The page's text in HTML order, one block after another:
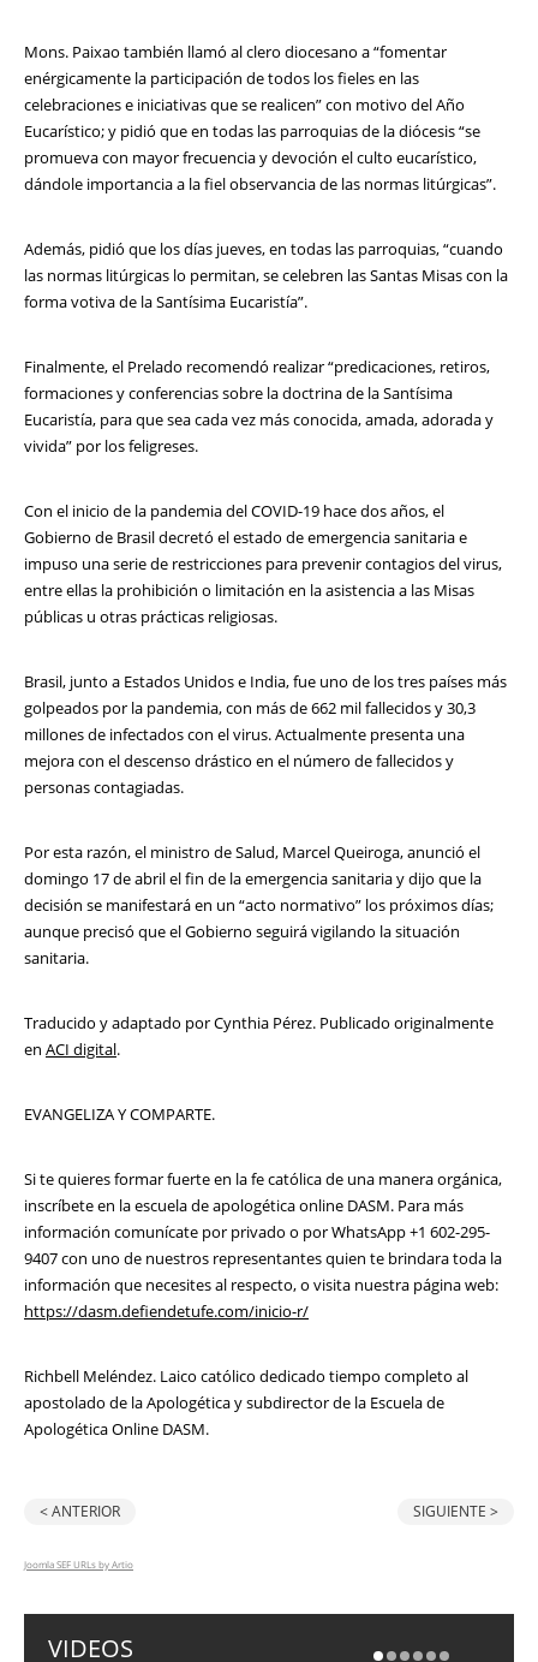
Mons. Paixao también llamó al clero diocesano a “fomentar
enérgicamente la participación de todos los fieles en las
celebraciones e iniciativas que se realicen” con motivo del Año
Eucarístico; y pidió que en todas las parroquias de la diócesis “se
promueva con mayor frecuencia y devoción el culto eucarístico,
dándole importancia a la fiel observancia de las normas litúrgicas”.
Además, pidió que los días jueves, en todas las parroquias, “cuando
las normas litúrgicas lo permitan, se celebren las Santas Misas con la
forma votiva de la Santísima Eucaristía”.
Finalmente, el Prelado recomendó realizar “predicaciones, retiros,
formaciones y conferencias sobre la doctrina de la Santísima
Eucaristía, para que sea cada vez más conocida, amada, adorada y
vivida” por los feligreses.
Con el inicio de la pandemia del COVID-19 hace dos años, el
Gobierno de Brasil decretó el estado de emergencia sanitaria e
impuso una serie de restricciones para prevenir contagios del virus,
entre ellas la prohibición o limitación en la asistencia a las Misas
públicas u otras prácticas religiosas.
Brasil, junto a Estados Unidos e India, fue uno de los tres países más
golpeados por la pandemia, con más de 662 mil fallecidos y 30,3
millones de infectados con el virus. Actualmente presenta una
mejora con el descenso drástico en el número de fallecidos y
personas contagiadas.
Por esta razón, el ministro de Salud, Marcel Queiroga, anunció el
domingo 17 de abril el fin de la emergencia sanitaria y dijo que la
decisión se manifestará en un “acto normativo” los próximos días;
aunque precisó que el Gobierno seguirá vigilando la situación
sanitaria.
Traducido y adaptado por Cynthia Pérez. Publicado originalmente
en ACI digital.
EVANGELIZA Y COMPARTE.
Si te quieres formar fuerte en la fe católica de una manera orgánica,
inscríbete en la escuela de apologética online DASM. Para más
información comunícate por privado o por WhatsApp +1 602-295-
9407 con uno de nuestros representantes quien te brindara toda la
información que necesites al respecto, o visita nuestra página web:
https://dasm.defiendetufe.com/inicio-r/
Richbell Meléndez. Laico católico dedicado tiempo completo al
apostolado de la Apologética y subdirector de la Escuela de
Apologética Online DASM.
< ANTERIOR SIGUIENTE >
Joomla SEF URLs by Artio
VIDEOS